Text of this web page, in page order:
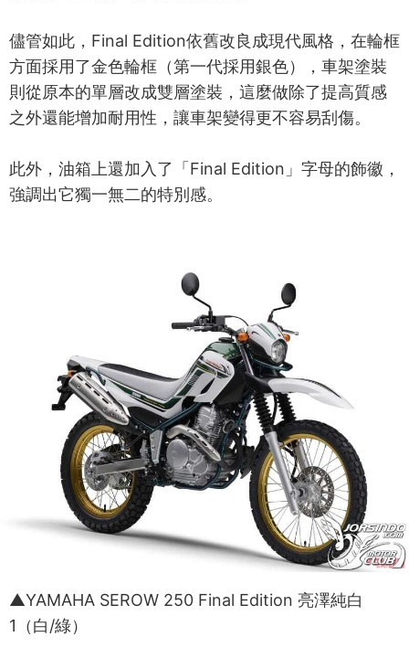
儘管如此，Final Edition依舊改良成現代風格，在輪框
方面採用了金色輪框（第一代採用銀色），車架塗裝
則從原本的單層改成雙層塗裝，這麼做除了提高質感
之外還能增加耐用性，讓車架變得更不容易刮傷。
此外，油箱上還加入了「Final Edition」字母的飾徽，
強調出它獨一無二的特別感。
▲YAMAHA SEROW 250 Final Edition 亮澤純白
1（白/綠）